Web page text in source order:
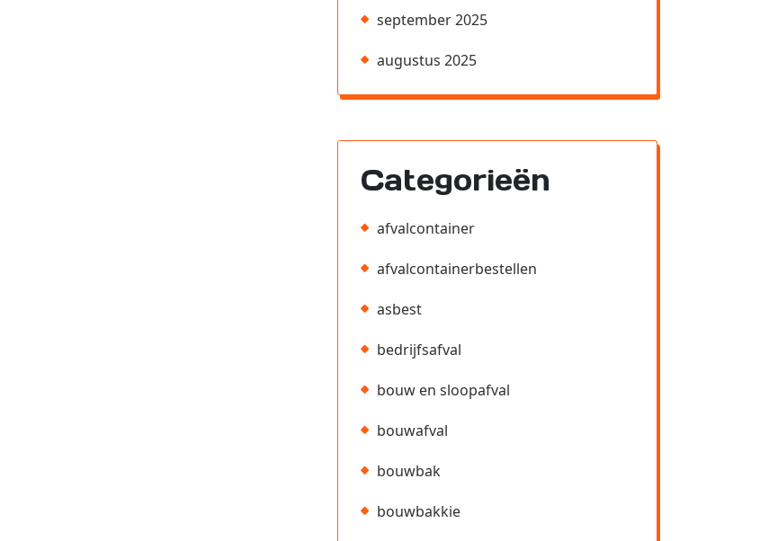
september 2025
augustus 2025
Categorieën
afvalcontainer
afvalcontainerbestellen
asbest
bedrijfsafval
bouw en sloopafval
bouwafval
bouwbak
bouwbakkie